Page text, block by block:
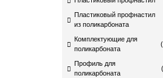
Пластиковый профнастил
из поликарбоната
Комплектующие для
поликарбоната​
Профиль для
поликарбоната